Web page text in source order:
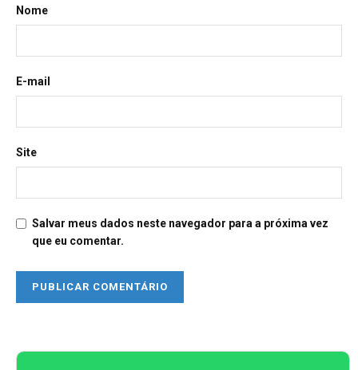
Nome
E-mail
Site
Salvar meus dados neste navegador para a próxima vez
que eu comentar.